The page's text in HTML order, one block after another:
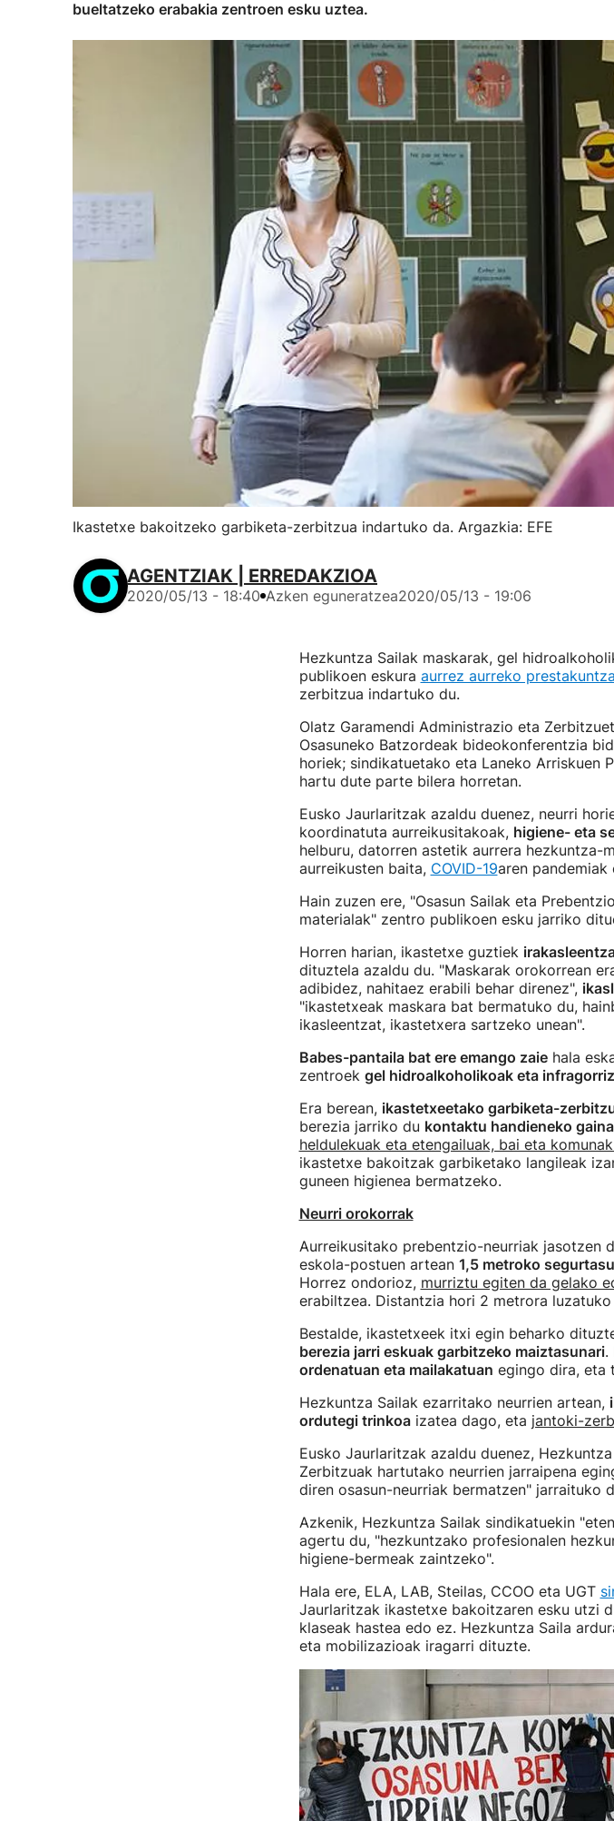
bueltatzeko erabakia zentroen esku uztea.
Ikastetxe bakoitzeko garbiketa-zerbitzua indartuko da. Argazkia: EFE
AGENTZIAK | ERREDAKZIOA
2020/05/13 - 18:40 Azken eguneratzea2020/05/13 - 19:06
Hezkuntza Sailak maskarak, gel
publikoen eskura aurrez aurreko
zerbitzua indartuko du.
Olatz Garamendi Administrazio eta
Osasuneko Batzordeak bideokonferentzia
horiek; sindikatuetako eta Laneko Arriskuen
hartu dute parte bilera horretan.
Eusko Jaurlaritzak azaldu duenez, neurri
koordinatuta aurreikusitakoak, higiene- eta
helburu, datorren astetik aurrera
aurreikusten baita, COVID-19aren
Hain zuzen ere, "Osasun Sailak eta
materialak" zentro publikoen esku jarriko
Horren harian, ikastetxe guztiek
dituztela azaldu du. "Maskarak orokorrean
adibidez, nahitaez erabili behar direnez",
"ikastetxeak maskara bat bermatuko du,
ikasleentzat, ikastetxera sartzeko unean".
Babes-pantaila bat ere emango zaiehala
zentroek gel hidroalkoholikoak eta
Era berean, ikastetxeetako garbiketa-
berezia jarriko du kontaktu handieneko
heldulekuak eta etengailuak, bai eta
ikastetxe bakoitzak garbiketako langileak
guneen higienea bermatzeko.
Neurri orokorrak
Aurreikusitako prebentzio-neurriak jasotzen
eskola-postuen artean 1,5 metroko
Horrez ondorioz, murriztu egiten da gelako
erabiltzea. Distantzia hori 2 metrora
Bestalde, ikastetxeek itxi egin beharko
berezia jarri eskuak garbitzeko maiztasunari.
ordenatuan eta mailakatuan egingo dira, eta
Hezkuntza Sailak ezarritako neurrien artean,
ordutegi trinkoaizatea dago, eta jantoki-
Eusko Jaurlaritzak azaldu duenez,
Zerbitzuak hartutako neurrien jarraipena
diren osasun-neurriak bermatzen" jarraituko
Azkenik, Hezkuntza Sailak sindikatuekin
agertu du, "hezkuntzako profesionalen
higiene-bermeak zaintzeko".
Hala ere, ELA, LAB, Steilas, CCOO eta UGT
Jaurlaritzak ikastetxe bakoitzaren esku utzi
klaseak hastea edo ez. Hezkuntza Saila
eta mobilizazioak iragarri dituzte.